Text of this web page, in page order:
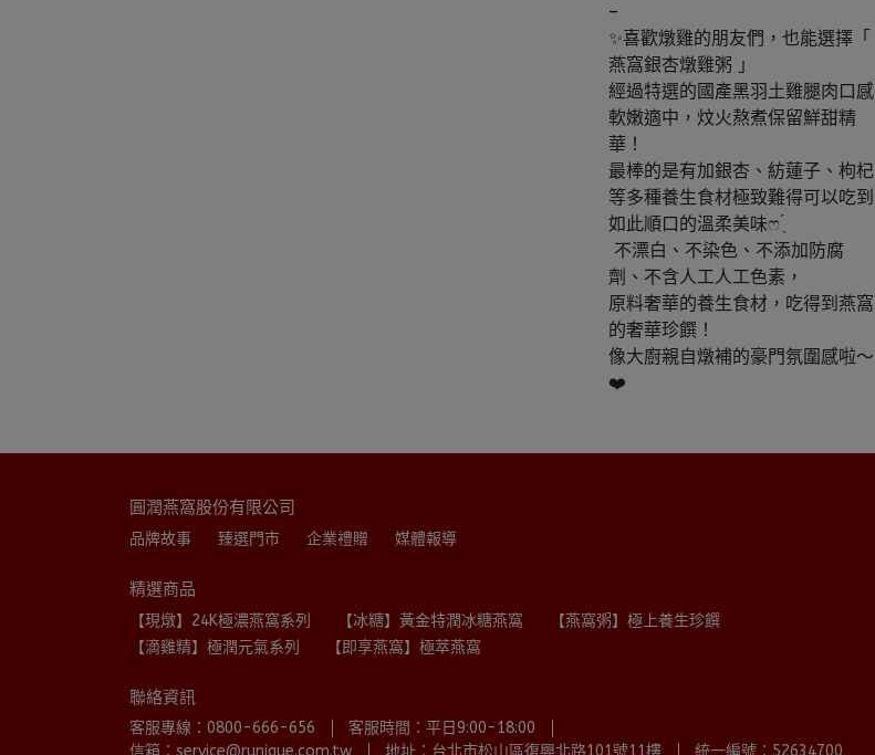
–
✨喜歡燉雞的朋友們，也能選擇「
燕窩銀杏燉雞粥 」
經過特選的國產黑羽土雞腿肉口感
軟嫩適中，炆火熬煮保留鮮甜精
華！
最棒的是有加銀杏、紡蓮子、枸杞
等多種養生食材極致難得可以吃到
如此順口的溫柔美味ෆ ̖́
劑、不含人工人工色素，
原料奢華的養生食材，吃得到燕窩
的奢華珍饌！
像大廚親自燉補的豪門氛圍感啦～
❤️
圓潤燕窩股份有限公司
品牌故事 臻選門市 企業禮贈 媒體報導
精選商品
【現燉】24K極濃燕窩系列 【冰糖】黃金特潤冰糖燕窩
【燕窩粥】極上養生珍饌
【滴雞精】極潤元氣系列
【即享燕窩】極萃燕窩
聯絡資訊
客服專線：0800-666-656
客服時間：平日9:00-18:00